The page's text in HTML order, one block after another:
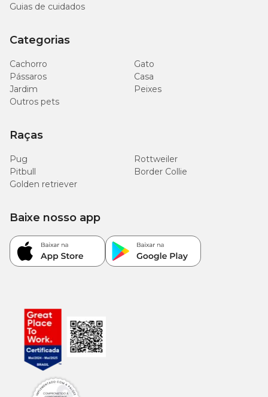
Guias de cuidados
Categorias
Cachorro
Gato
Pássaros
Casa
Jardim
Peixes
Outros pets
Raças
Pug
Rottweiler
Pitbull
Border Collie
Golden retriever
Baixe nosso app